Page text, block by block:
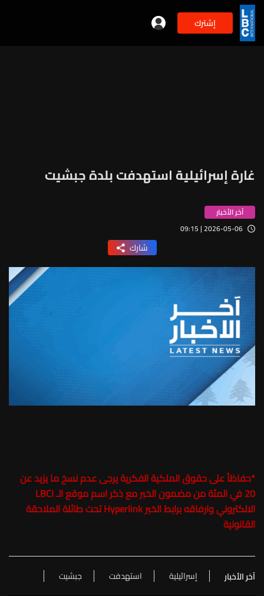
إشترك
غارة إسرائيلية استهدفت بلدة جبشيت
آخر الأخبار
2026-05-06 | 09:15
شارك
*حفاظاً على حقوق الملكية الفكرية يرجى عدم نسخ ما يزيد عن
20 في المئة من مضمون الخبر مع ذكر اسم موقع الـ LBCI
الالكتروني وارفاقه برابط الخبر Hyperlink تحت طائلة الملاحقة
القانونية
آخر الأخبار إسرائيلية استهدفت جبشيت